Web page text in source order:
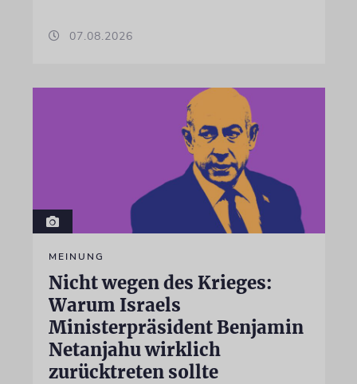
07.08.2026
MEINUNG
Nicht wegen des Krieges:
Warum Israels
Ministerpräsident Benjamin
Netanjahu wirklich
zurücktreten sollte